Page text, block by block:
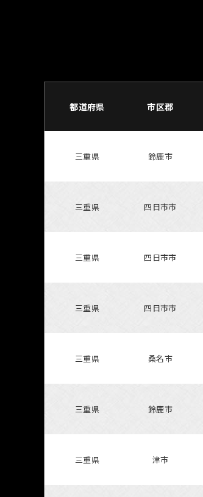
都道府県 市区郡
三重県 鈴鹿市
三重県 四日市市
三重県 四日市市
三重県 四日市市
三重県 桑名市
三重県 鈴鹿市
三重県 津市